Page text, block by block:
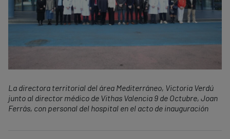
La directora territorial del área Mediterráneo, Victoria Verdú
junto al director médico de Vithas Valencia 9 de Octubre, Joan
Ferrás, con personal del hospital en el acto de inauguración